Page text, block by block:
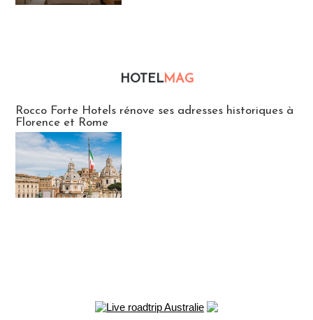
HOTELMAG
Rocco Forte Hotels rénove ses adresses historiques à
Florence et Rome